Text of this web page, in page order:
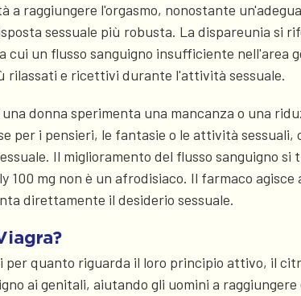
a raggiungere l'orgasmo, nonostante
sessuale più robusta. La dispareunia si
cui un flusso sanguigno insufficiente nell'area
rilassati e ricettivi durante l'attività sessuale.
donna sperimenta una mancanza o una
per i pensieri, le fantasie o le attività
Il miglioramento del flusso sanguigno
mg non è un afrodisiaco. Il farmaco
direttamente il desiderio sessuale.
per quanto riguarda il loro principio attivo, il
ai genitali, aiutando gli uomini a